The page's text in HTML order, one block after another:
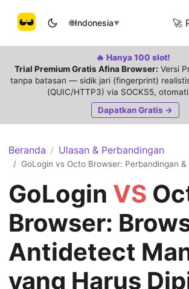
🌐Indonesia▼ 🚀
🔥 Hanya 100 slot!
Trial Premium Gratis Afina Browser: Versi
tanpa batasan — sidik jari (fingerprint)
(QUIC/HTTP3) via SOCKS5,
Dapatkan Gratis →
Beranda / Ulasan & Perbandingan
/ GoLogin vs Octo Browser: Perbandingan
GoLogin VS
Browser:
Antidetect
yang Harus